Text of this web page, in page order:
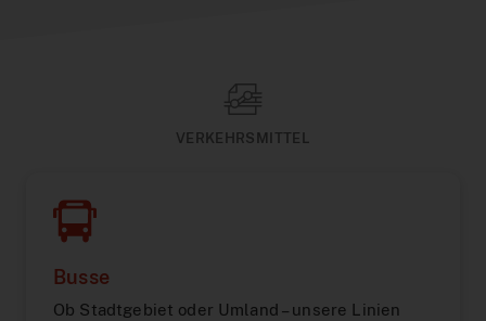
VERKEHRSMITTEL
Busse
Ob Stadtgebiet oder Umland – unsere Linien